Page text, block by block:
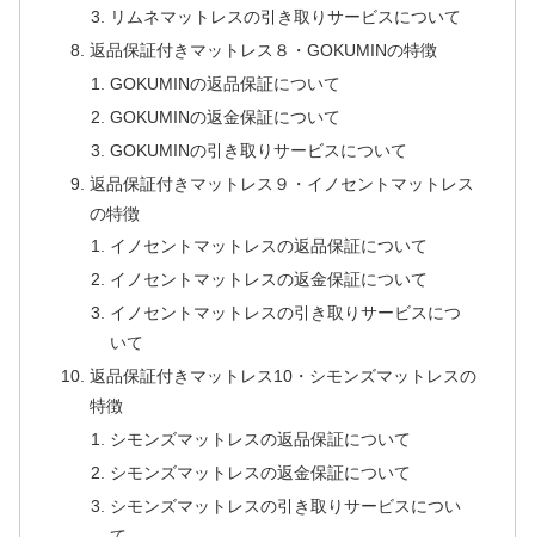
リムネマットレスの引き取りサービスについて
返品保証付きマットレス８・GOKUMINの特徴
GOKUMINの返品保証について
GOKUMINの返金保証について
GOKUMINの引き取りサービスについて
返品保証付きマットレス９・イノセントマットレス
の特徴
イノセントマットレスの返品保証について
イノセントマットレスの返金保証について
イノセントマットレスの引き取りサービスにつ
いて
返品保証付きマットレス10・シモンズマットレスの
特徴
シモンズマットレスの返品保証について
シモンズマットレスの返金保証について
シモンズマットレスの引き取りサービスについ